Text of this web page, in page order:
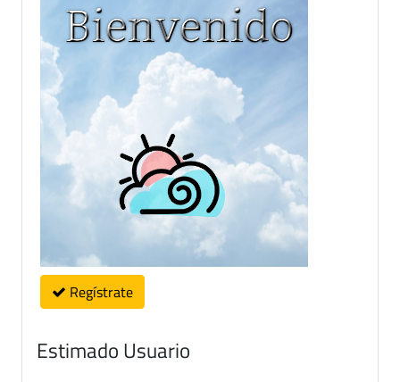
Regístrate
Estimado Usuario